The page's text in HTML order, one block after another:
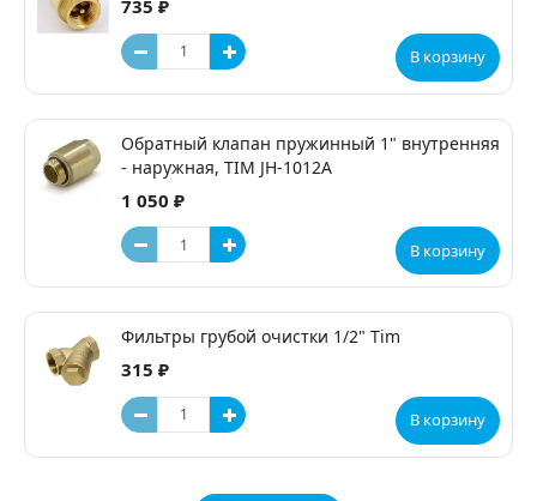
735 ₽
В корзину
Обратный клапан пружинный 1" внутренняя
- наружная, TIM JH-1012A
1 050 ₽
В корзину
Фильтры грубой очистки 1/2" Tim
315 ₽
В корзину